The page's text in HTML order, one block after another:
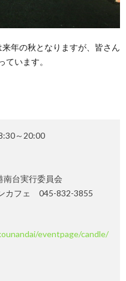
年の秋となりますが、皆さん
います。
～20:00
南台実行委員会
カフェ 045-832-3855
eventpage/candle/